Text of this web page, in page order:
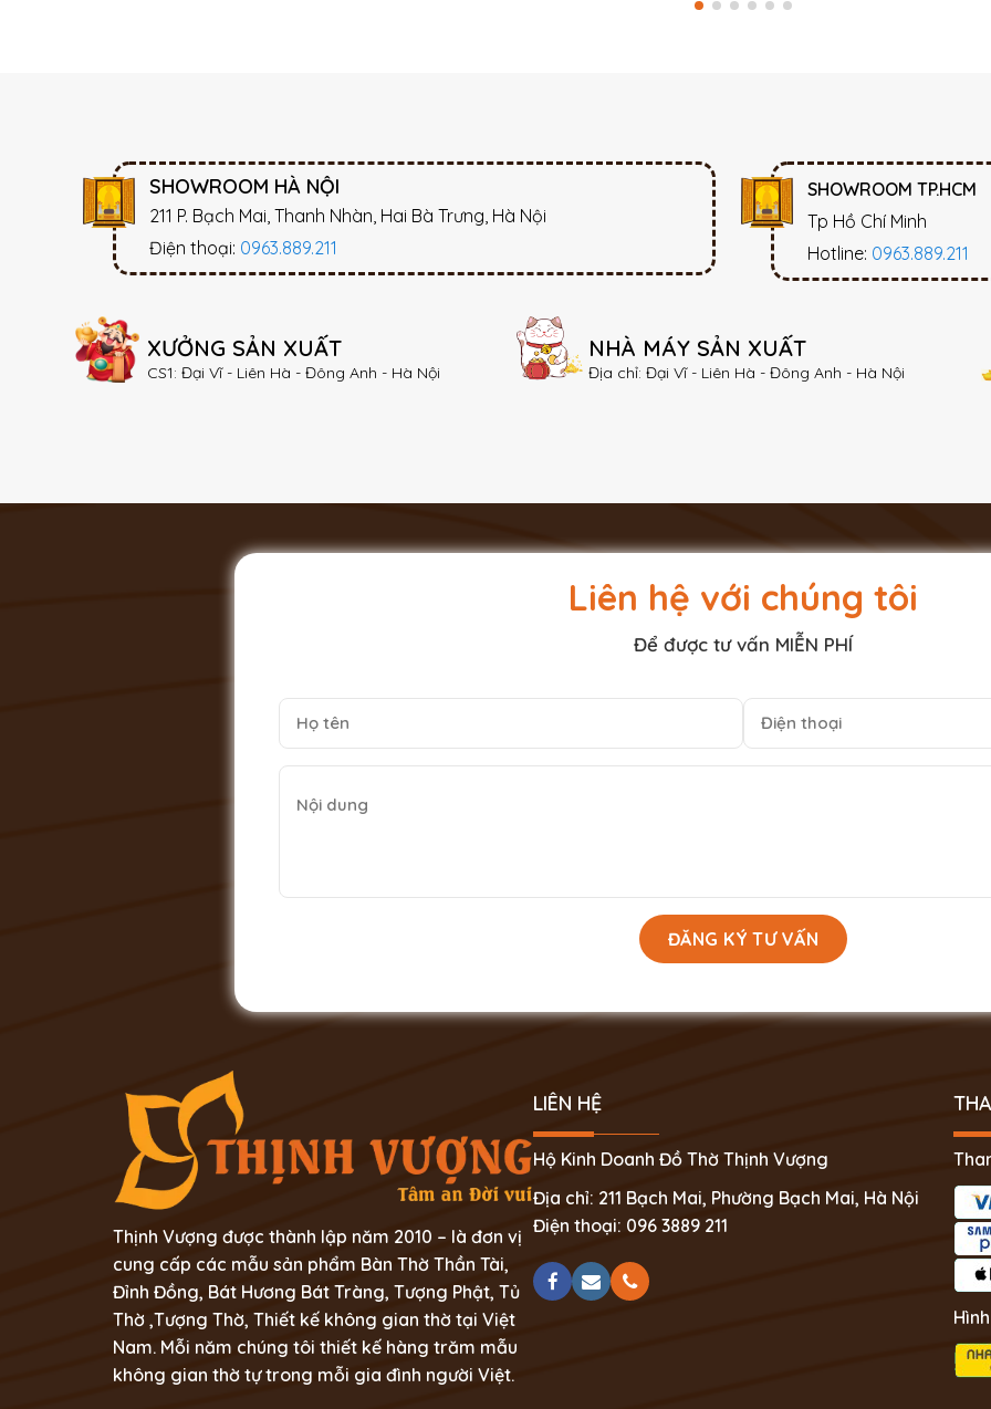
SHOWROOM HÀ NỘI
211 P. Bạch Mai, Thanh Nhàn, Hai Bà Trưng, Hà Nội
Điện thoại: 0963.889.211
SHOWROOM TP.HCM
Tp Hồ Chí Minh
Hotline: 0963.889.211
XƯỞNG SẢN XUẤT
CS1: Đại Vĩ - Liên Hà - Đông Anh - Hà Nội
NHÀ MÁY SẢN XUẤT
Địa chỉ: Đại Vĩ - Liên Hà - Đông Anh - Hà Nội
Liên hệ với chúng tôi
Để được tư vấn MIỄN PHÍ
Thịnh Vượng được thành lập năm 2010 – là đơn vị
cung cấp các mẫu sản phẩm Bàn Thờ Thần Tài,
Đỉnh Đồng, Bát Hương Bát Tràng, Tượng Phật, Tủ
Thờ ,Tượng Thờ, Thiết kế không gian thờ tại Việt
Nam. Mỗi năm chúng tôi thiết kế hàng trăm mẫu
không gian thờ tự trong mỗi gia đình người Việt.
LIÊN HỆ
Hộ Kinh Doanh Đồ Thờ Thịnh Vượng
Địa chỉ: 211 Bạch Mai, Phường Bạch Mai, Hà Nội
Điện thoại: 096 3889 211